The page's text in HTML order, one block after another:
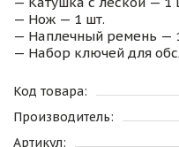
— Нож — 1 шт.
— Наплечный ремень —
— Набор ключей для
Код товара:
Производитель:
Артикул: